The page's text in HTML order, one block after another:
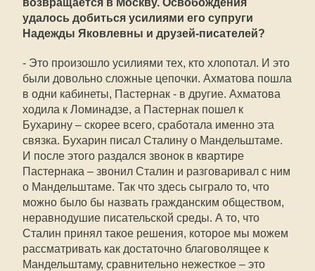
возвращается в Москву. Освобождения
удалось добиться усилиями его супруги
Надежды Яковлевны и друзей-писателей?
- Это произошло усилиями тех, кто хлопотал. И это
были довольно сложные цепочки. Ахматова пошла
в одни кабинеты, Пастернак - в другие. Ахматова
ходила к Ломинадзе, а Пастернак пошел к
Бухарину – скорее всего, сработала именно эта
связка. Бухарин писал Сталину о Мандельштаме.
И после этого раздался звонок в квартире
Пастернака – звонил Сталин и разговаривал с ним
о Мандельштаме. Так что здесь сыграло то, что
можно было бы назвать гражданским обществом,
неравнодушие писательской среды. А то, что
Сталин принял такое решения, которое мы можем
рассматривать как достаточно благоволящее к
Мандельштаму, сравнительно нежесткое – это